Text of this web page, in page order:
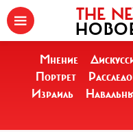
THE
Мнение
Портрет
Израиль